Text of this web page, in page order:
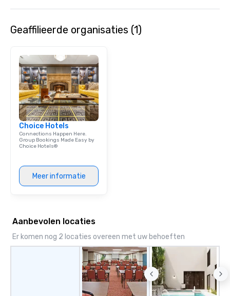
Geaffilieerde organisaties (1)
Choice Hotels
Connections Happen Here.
Group Bookings Made Easy by
Choice Hotels®
Meer informatie
Aanbevolen locaties
Er komen nog 2 locaties overeen met uw behoeften